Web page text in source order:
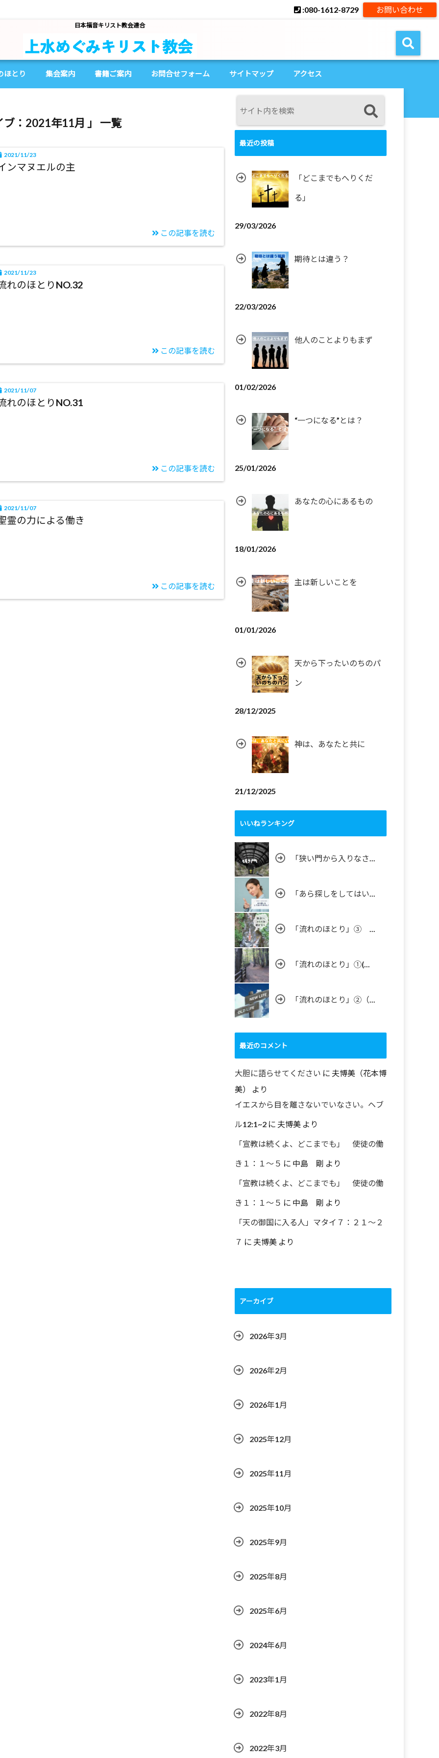
お問い合わせ
:080-1612-8729
日本福音キリスト教会連合
ほとり 集会案内 書籍ご案内 お問合せフォーム サイトマップ アクセス
ブ：2021年11月 」 一覧
2021/11/23
ンマヌエルの主
この記事を読む
2021/11/23
れのほとりNO.32
この記事を読む
2021/11/07
れのほとりNO.31
この記事を読む
2021/11/07
霊の力による働き
この記事を読む
最近の投稿
「どこまでもへりくだ
る」
29/03/2026
期待とは違う？
22/03/2026
他人のことよりもまず
01/02/2026
“一つになる”とは？
25/01/2026
あなたの心にあるもの
18/01/2026
主は新しいことを
01/01/2026
天から下ったいのちのパ
ン
28/12/2025
神は、あなたと共に
21/12/2025
いいねランキング
「狭い門から入りなさ...
「あら探しをしてはい...
「流れのほとり」③ ...
「流れのほとり」①(...
「流れのほとり」②（...
最近のコメント
大胆に語らせてください に 夫博美（花本博
美）
より
イエスから目を離さないでいなさい。ヘブ
ル12:1~2 に 夫博美 より
「宣教は続くよ、どこまでも」 使徒の働
き１：１～５ に 中島 剛 より
「宣教は続くよ、どこまでも」 使徒の働
き１：１～５ に 中島 剛 より
「天の御国に入る人」マタイ７：２１～２
７ に 夫博美 より
アーカイブ
2026年3月
2026年2月
2026年1月
2025年12月
2025年11月
2025年10月
2025年9月
2025年8月
2025年6月
2024年6月
2023年1月
2022年8月
2022年3月